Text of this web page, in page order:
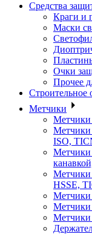
Средства
Краги и
Маски
Очки
Прочее
Строительное
Метчики
Метчики
ISO,
Метчики
HSSE,
Метчики